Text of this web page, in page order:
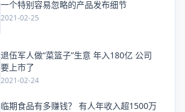
一个特别容易忽略的产品发布细节
2021-02-25
退伍军人做“菜篮子”生意 年入180亿 公司
要上市了
2021-02-24
临期食品有多赚钱？ 有人年收入超1500万